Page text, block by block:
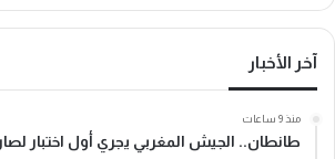
آخر الأخبار
منذ 9 ساعات
طانطان.. الجيش المغربي يجري أول اختبار